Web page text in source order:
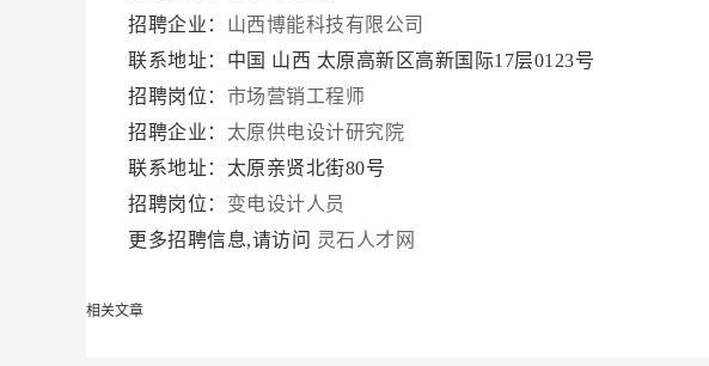
招聘企业： 山西博能科技有限公司
联系地址：中国 山西 太原高新区高新国际17层0123号
招聘岗位： 市场营销工程师
招聘企业： 太原供电设计研究院
联系地址：太原亲贤北街80号
招聘岗位： 变电设计人员
更多招聘信息,请访问 灵石人才网
相关文章